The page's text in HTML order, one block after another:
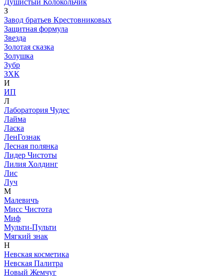
Душистый Колокольчик
З
Завод братьев Крестовниковых
Защитная формула
Звезда
Золотая сказка
Золушка
Зубр
ЗХК
И
ИП
Л
Лаборатория Чудес
Лайма
Ласка
ЛенГознак
Лесная полянка
Лидер Чистоты
Лилия Холдинг
Лис
Луч
М
Малевичъ
Мисс Чистота
Миф
Мульти-Пульти
Мягкий знак
Н
Невская косметика
Невская Палитра
Новый Жемчуг